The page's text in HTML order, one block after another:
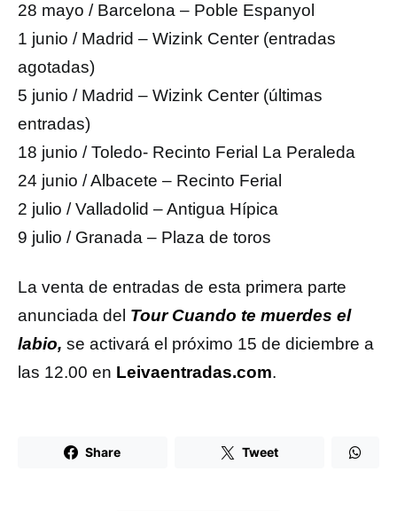
28 mayo / Barcelona – Poble Espanyol
1 junio / Madrid – Wizink Center (entradas
agotadas)
5 junio / Madrid – Wizink Center (últimas
entradas)
18 junio / Toledo- Recinto Ferial La Peraleda
24 junio / Albacete – Recinto Ferial
2 julio / Valladolid – Antigua Hípica
9 julio / Granada – Plaza de toros
La venta de entradas de esta primera parte
anunciada del Tour Cuando te muerdes el
labio, se activará el próximo 15 de diciembre a
las 12.00 en Leivaentradas.com.
Share Tweet